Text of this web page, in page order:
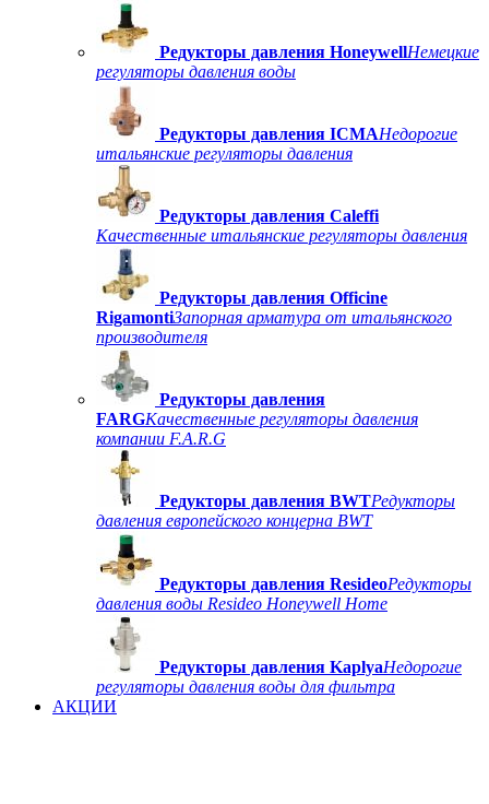
Редукторы давления HoneywellНемецкие
регуляторы давления воды
Редукторы давления ICMAНедорогие
итальянские регуляторы давления
Редукторы давления Caleffi
Качественные итальянские регуляторы давления
Редукторы давления Officine
RigamontiЗапорная арматура от итальянского
производителя
Редукторы давления
FARGКачественные регуляторы давления
компании F.A.R.G
Редукторы давления BWTРедукторы
давления европейского концерна BWT
Редукторы давления ResideoРедукторы
давления воды Resideo Honeywell Home
Редукторы давления KaplyaНедорогие
регуляторы давления воды для фильтра
АКЦИИ